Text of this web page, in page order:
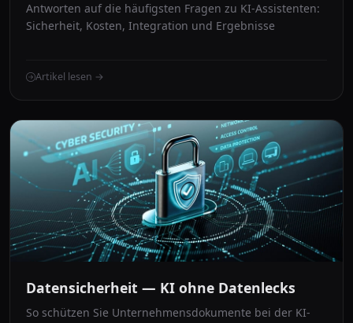
Antworten auf die häufigsten Fragen zu KI-Assistenten:
Sicherheit, Kosten, Integration und Ergebnisse
Artikel lesen →
Datensicherheit — KI ohne Datenlecks
So schützen Sie Unternehmensdokumente bei der KI-